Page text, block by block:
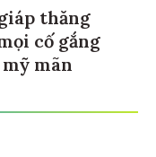
thăng
cố gắng
mãn